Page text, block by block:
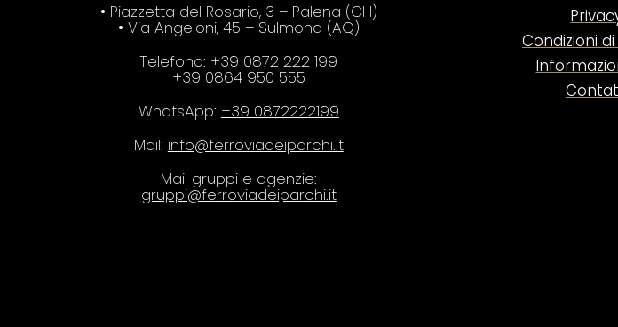
• Piazzetta del Rosario, 3 – Palena (CH)
• Via Angeloni, 45 – Sulmona (AQ)
Telefono: +39 0872 222 199
+39 0864 950 555
WhatsApp: +39 0872222199
Mail: info@ferroviadeiparchi.it
Mail gruppi e agenzie:
gruppi@ferroviadeiparchi.it
Condizioni